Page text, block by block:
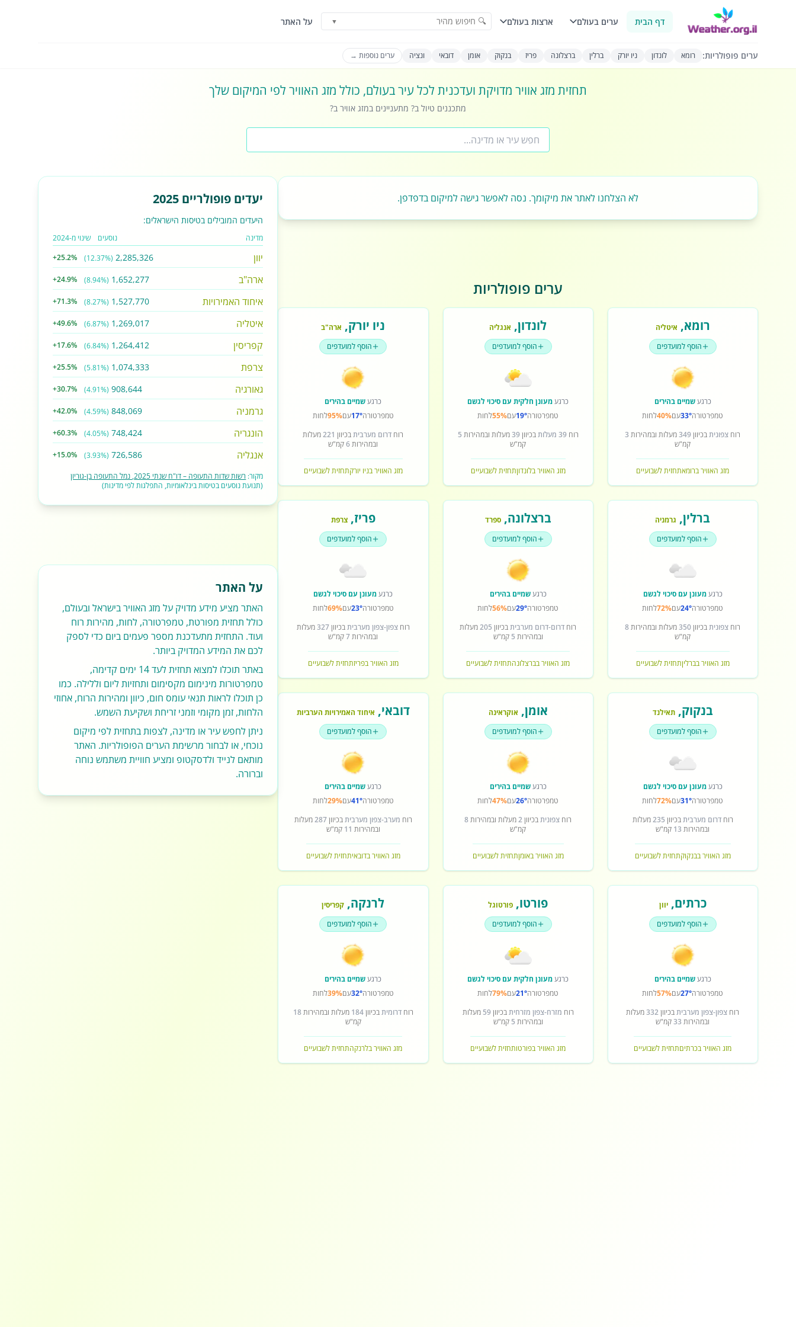
דף הבית ערים בעולם ארצות בעולם 🔍 חיפוש מהיר ▼ על האתר
ערים פופולריות: רומא לונדון ניו יורק ברלין ברצלונה פריז בנקוק אומן דובאי ונציה ערים נוספות →
תחזית מזג אוויר מדויקת ועדכנית לכל עיר בעולם, כולל מזג האוויר לפי המיקום שלך
מתכננים טיול ב? מתעניינים במזג אוויר ב?
לא הצלחנו לאתר את מיקומך. נסה לאפשר גישה למיקום בדפדפן.
ערים פופולריות
רומא, איטליה
הוסף למועדפים
כרגעשמיים בהירים
טמפרטורה33°עם40%לחות
רוח צפוניתבכיוון349מעלות ובמהירות 3
קמ"ש
מזג האוויר ברומאתחזית לשבועיים
לונדון, אנגליה
הוסף למועדפים
כרגעמעונן חלקית עם סיכוי לגשם
טמפרטורה19°עם55%לחות
רוח39 מעלות בכיוון39מעלות ובמהירות 5
קמ"ש
מזג האוויר בלונדוןתחזית לשבועיים
ניו יורק, ארה"ב
הוסף למועדפים
כרגעשמיים בהירים
טמפרטורה17°עם95%לחות
רוח דרום מערביתבכיוון 221מעלות
ובמהירות6קמ"ש
מזג האוויר בניו יורקתחזית לשבועיים
ברלין, גרמניה
הוסף למועדפים
כרגעמעונן עם סיכוי לגשם
טמפרטורה24°עם72%לחות
רוח צפוניתבכיוון350מעלות ובמהירות8
קמ"ש
מזג האוויר בברליןתחזית לשבועיים
ברצלונה,ספרד
הוסף למועדפים
כרגעשמיים בהירים
טמפרטורה29°עם56%לחות
רוח דרום-דרום מערביתבכיוון 205מעלות
ובמהירות 5 קמ"ש
מזג האוויר בברצלונהתחזית לשבועיים
פריז,צרפת
הוסף למועדפים
כרגעמעונן עם סיכוי לגשם
טמפרטורה23°עם69%לחות
רוחצפון-צפון מערביתבכיוון327מעלות
ובמהירות7קמ"ש
מזג האוויר בפריזתחזית לשבועיים
בנקוק,תאילנד
הוסף למועדפים
כרגעמעונן עם סיכוי לגשם
טמפרטורה31°עם72%לחות
רוחדרום מערביתבכיוון 235מעלות
ובמהירות 13 קמ"ש
מזג האוויר בבנקוקתחזית לשבועיים
אומן, אוקראינה
הוסף למועדפים
כרגעשמיים בהירים
טמפרטורה26°עם47%לחות
רוח צפוניתבכיוון2מעלות ובמהירות8
קמ"ש
מזג האוויר באומןתחזית לשבועיים
דובאי, איחוד האמירויות הערביות
הוסף למועדפים
כרגעשמיים בהירים
טמפרטורה41°עם29%לחות
רוח מערב-צפון מערביתבכיוון287מעלות
ובמהירות 11 קמ"ש
מזג האוויר בדובאיתחזית לשבועיים
כרתים,יוון
הוסף למועדפים
כרגעשמיים בהירים
טמפרטורה27°עם57%לחות
רוח צפון-צפון מערביתבכיוון332מעלות
ובמהירות 33קמ"ש
מזג האוויר בכרתיםתחזית לשבועיים
פורטו, פורטוגל
הוסף למועדפים
כרגעמעונן חלקית עם סיכוי לגשם
טמפרטורה21°עם79%לחות
רוח מזרח-צפון מזרחיתבכיוון59 מעלות
ובמהירות 5 קמ"ש
מזג האוויר בפורטותחזית לשבועיים
לרנקה, קפריסין
הוסף למועדפים
כרגעשמיים בהירים
טמפרטורה32°עם39%לחות
רוחדרומיתבכיוון184 מעלות ובמהירות18
קמ"ש
מזג האוויר בלרנקהתחזית לשבועיים
יעדים פופולריים 2025
היעדים המובילים בטיסות הישראלים:
מדינה נוסעים שינוי מ-2024
יוון 2,285,326
(12.37%)
+25.2%
ארה"ב 1,652,277
(8.94%)
+24.9%
איחוד האמירויות 1,527,770
(8.27%)
+71.3%
איטליה 1,269,017
(6.87%)
+49.6%
קפריסין 1,264,412
(6.84%)
+17.6%
צרפת 1,074,333
(5.81%)
+25.5%
גאורגיה 908,644
(4.91%)
+30.7%
גרמניה 848,069
(4.59%)
+42.0%
הונגריה 748,424
(4.05%)
+60.3%
אנגליה 726,586
(3.93%)
+15.0%
מקור: רשות שדות התעופה – דו"ח שנתי 2025, נמל התעופה בן-גוריון
(תנועת נוסעים בטיסות בינלאומיות, התפלגות לפי מדינות)
על האתר
האתר מציע מידע מדויק על מזג האוויר בישראל ובעולם,
כולל תחזית מפורטת, טמפרטורה, לחות, מהירות רוח
ועוד. התחזית מתעדכנת מספר פעמים ביום כדי לספק
לכם את המידע המדויק ביותר.
באתר תוכלו למצוא תחזית לעד 14 ימים קדימה,
טמפרטורות מינימום מקסימום ותחזיות ליום וללילה. כמו
כן תוכלו לראות תנאי עומס חום, כיוון ומהירות הרוח, אחוזי
הלחות, זמן מקומי וזמני זריחת ושקיעת השמש.
ניתן לחפש עיר או מדינה, לצפות בתחזית לפי מיקום
נוכחי, או לבחור מרשימת הערים הפופולריות. האתר
מותאם לנייד ולדסקטופ ומציע חוויית משתמש נוחה
וברורה.